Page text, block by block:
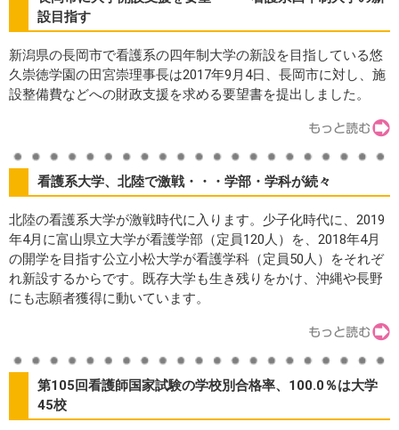
設目指す
新潟県の長岡市で看護系の四年制大学の新設を目指している悠
久崇徳学園の田宮崇理事長は2017年9月4日、長岡市に対し、施
設整備費などへの財政支援を求める要望書を提出しました。
看護系大学、北陸で激戦・・・学部・学科が続々
北陸の看護系大学が激戦時代に入ります。少子化時代に、2019
年4月に富山県立大学が看護学部（定員120人）を、2018年4月
の開学を目指す公立小松大学が看護学科（定員50人）をそれぞ
れ新設するからです。既存大学も生き残りをかけ、沖縄や長野
にも志願者獲得に動いています。
第105回看護師国家試験の学校別合格率、100.0％は大学
45校